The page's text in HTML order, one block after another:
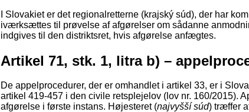
I Slovakiet er det regionalretterne (krajský súd), der har
iværksættes til prøvelse af afgørelser om sådanne
indgives til den distriktsret, hvis afgørelse anfægtes.
Artikel 71, stk. 1, litra b) –
De appelprocedurer, der er omhandlet i artikel 33, er i
artikel 419-457 i den civile retsplejelov (lov nr. 160/2015).
afgørelse i første instans. Højesteret (najvyšší súd) træffer